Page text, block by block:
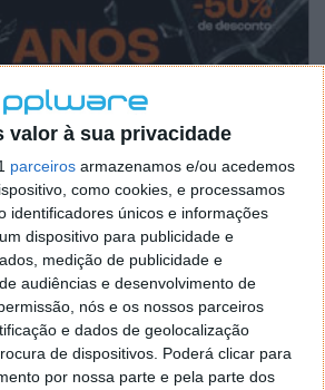
valor à sua privacidade
parceiros armazenamos e/ou acedemos
como cookies, e processamos
identificadores únicos e informações
dispositivo para publicidade e
medição de publicidade e
audiências e desenvolvimento de
nós e os nossos parceiros
e dados de geolocalização
de dispositivos. Poderá clicar para
por nossa parte e pela parte dos